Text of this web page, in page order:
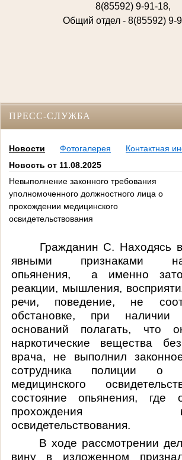
8(85592) 9-91-18,
Общий отдел - 8(85592) 9-
ПРЕСС-СЛУЖБА
Новости Фотогалерея
Контактная
Новость от 11.08.2025
Невыполнение законного требования
уполномоченного должностного лица о
прохождении медицинского
освидетельствования
Гражданин С. Находясь
явными признаками
опьянения, а именно
реакции, мышления,
речи, поведение, не
обстановке, при наличии
оснований полагать, что
наркотические вещества
врача, не выполнил
сотрудника полиции о
медицинского
состояние опьянения, где
прохождения
освидетельствования.
В ходе рассмотрении
вину в изложенном